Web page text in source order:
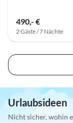
490,- €
2 Gäste / 7 Nächte
Urlaubsideen
Nicht sicher, wohin